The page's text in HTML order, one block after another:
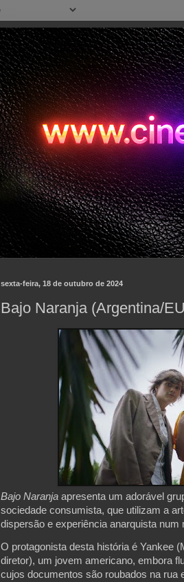
sexta-feira, 18 de outubro de 2024
Bajo Naranja (Argentina/
Bajo Naranja apresenta um adorável
sociedade consumista, que utilizam a
dispersão e experiência anarquista
O protagonista desta história é Yankee
diretor), um jovem americano, embora
cujos documentos são roubados na rua